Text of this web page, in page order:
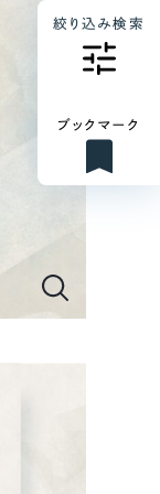
絞り込み検索
ブックマーク